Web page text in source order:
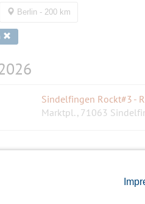
Berlin - 200 km
Marktpl., 71063